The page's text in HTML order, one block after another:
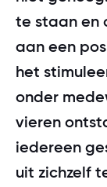
Employer
Vergroot
reputatie
Sterker
als basis voor
Best
World's Best
Klantverhalen
Publicaties
Sprekers
Webinars
Werken bij
Nieuws
Contact
Login
COMMUNITY
Login
EMPRISING™
Login
te staan en
aan een
het
onder
vieren
iedereen
uit zichzelf